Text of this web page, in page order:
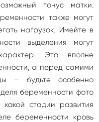
тонус матки.
также могут
нагрузок. Имейте в
выделения могут
Это вполне
а перед самими
– будьте особенно
беременности фото
стадии развития
беременности кровь